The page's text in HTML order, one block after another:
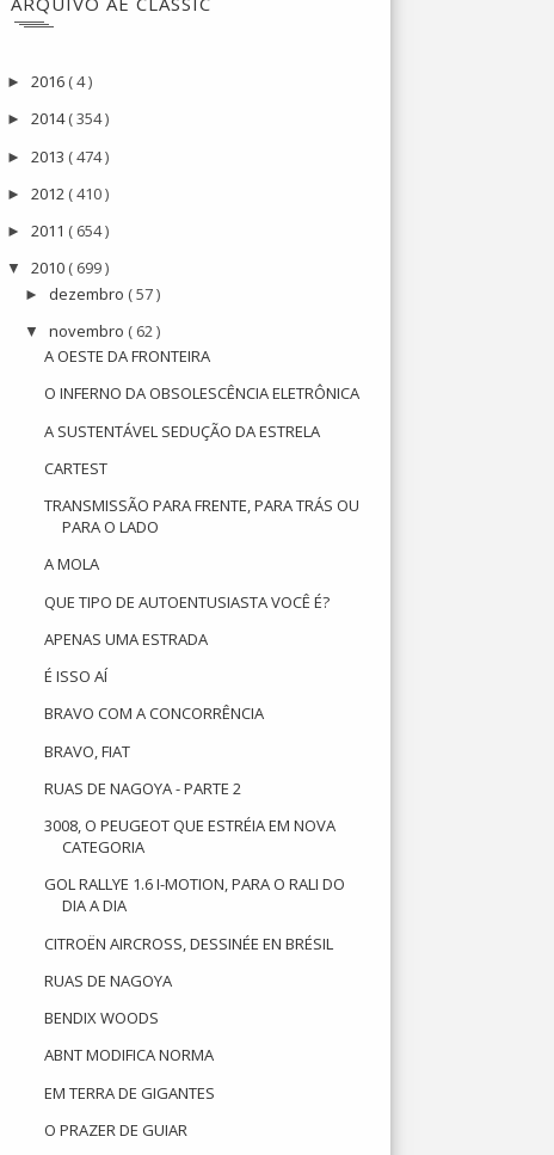
► 2016 ( 4 )
► 2014( 354 )
► 2013 ( 474 )
► 2012 ( 410 )
► 2011 ( 654 )
▼ 2010 ( 699 )
► dezembro ( 57 )
▼novembro ( 62 )
A OESTE DA FRONTEIRA
O INFERNO DA OBSOLESCÊNCIA ELETRÔNICA
A SUSTENTÁVEL SEDUÇÃO DA ESTRELA
CARTEST
TRANSMISSÃO PARA FRENTE, PARA TRÁS OU
PARA O LADO
A MOLA
QUE TIPO DE AUTOENTUSIASTA VOCÊ É?
APENAS UMA ESTRADA
É ISSO AÍ
BRAVO COM A CONCORRÊNCIA
BRAVO, FIAT
RUAS DE NAGOYA - PARTE 2
3008, O PEUGEOT QUE ESTRÉIA EM NOVA
CATEGORIA
GOL RALLYE 1.6 I-MOTION, PARA O RALI DO
DIA A DIA
CITROËN AIRCROSS, DESSINÉE EN BRÉSIL
RUAS DE NAGOYA
BENDIX WOODS
ABNT MODIFICA NORMA
EM TERRA DE GIGANTES
O PRAZER DE GUIAR